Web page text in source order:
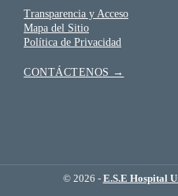
Transparencia y Acceso
Mapa del Sitio
Política de Privacidad
CONTÁCTENOS →
© 2026 - E.S.E Hospital